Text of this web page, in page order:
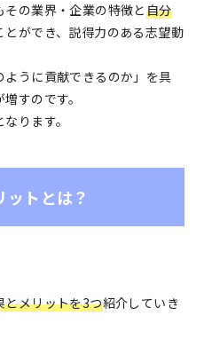
の業界・企業の特徴と自分
ができ、説得力のある志望動
ように貢献できるのか」を具
すのです。
ります。
トとは？
とメリットを3つ紹介していき